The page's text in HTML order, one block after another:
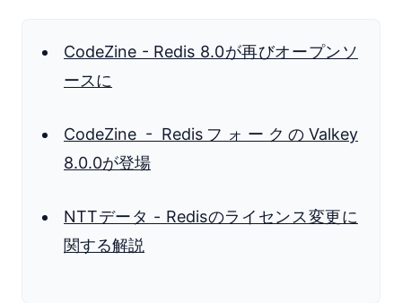
CodeZine - Redis 8.0が再びオープンソ
ースに
CodeZine - RedisフォークのValkey
8.0.0が登場
NTTデータ - Redisのライセンス変更に
関する解説